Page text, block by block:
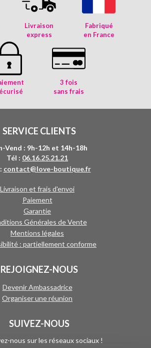
Livraison
express
Fabriqué
en France
3 fois
sans frais
SERVICE CLIENTS
Vend : 9h-12h et 14h-18h
Tél : 06.16.25.21.21
contact@love-boutique.fr
Livraison et frais d'envoi
Paiement
Garantie
Générales de Vente
Mentions légales
: partiellement conforme
REJOIGNEZ-NOUS
Devenir Ambassadrice
Organiser une réunion
SUIVEZ-NOUS
nous sur les réseaux sociaux !